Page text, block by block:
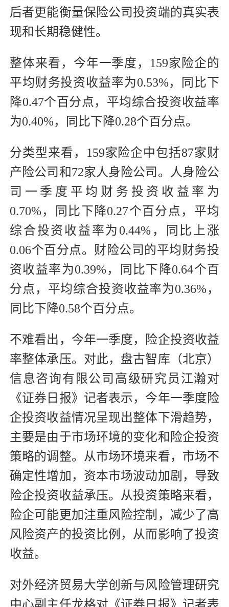
后者更能衡量保险公司投资端的真实表
现和长期稳健性。
整体来看，今年一季度，159家险企的
平均财务投资收益率为0.53%，同比下
降0.47个百分点，平均综合投资收益率
为0.40%，同比下降0.28个百分点。
分类型来看，159家险企中包括87家财
产险公司和72家人身险公司。人身险公
司一季度平均财务投资收益率为
0.70%，同比下降0.27个百分点，平均
综合投资收益率为0.44%，同比上涨
0.06个百分点。财险公司的平均财务投
资收益率为0.39%，同比下降0.64个百
分点，平均综合投资收益率为0.36%，
同比下降0.58个百分点。
不难看出，今年一季度，险企投资收益
率整体承压。对此，盘古智库（北京）
信息咨询有限公司高级研究员江瀚对
《证券日报》记者表示，今年一季度险
企投资收益情况呈现出整体下滑趋势，
主要是由于市场环境的变化和险企投资
策略的调整。从市场环境来看，市场不
确定性增加，资本市场波动加剧，导致
险企投资收益承压。从投资策略来看，
险企可能更加注重风险控制，减少了高
风险资产的投资比例，从而影响了投资
收益。
对外经济贸易大学创新与风险管理研究
中心副主任龙格对《证券日报》记者表